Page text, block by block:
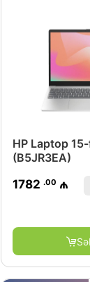
HP Laptop
(B5JR3EA)
1782.00 ₼